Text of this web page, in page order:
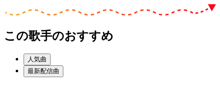
この歌手のおすすめ
人気曲
最新配信曲